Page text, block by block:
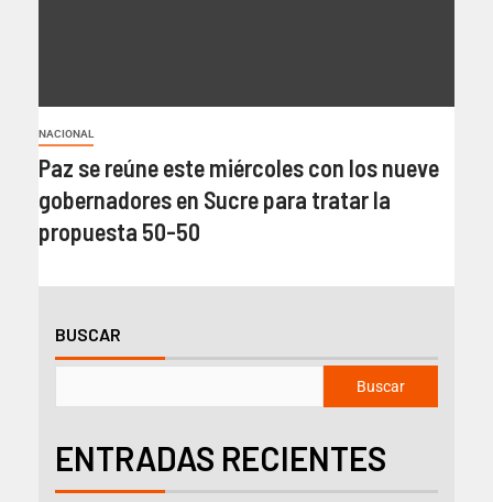
NACIONAL
Paz se reúne este miércoles con los nueve
gobernadores en Sucre para tratar la
propuesta 50-50
BUSCAR
Buscar
ENTRADAS RECIENTES